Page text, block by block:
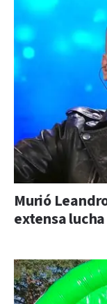
Murió
extensa